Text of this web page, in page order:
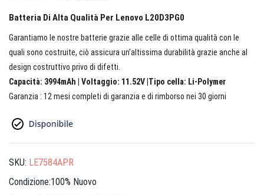
Batteria Di Alta Qualità Per Lenovo L20D3PG0
Garantiamo le nostre batterie grazie alle celle di ottima qualità con le
quali sono costruite, ciò assicura un’altissima durabilità grazie anche al
design costruttivo privo di difetti.
Capacità: 3994mAh | Voltaggio: 11.52V |Tipo cella: Li-Polymer
Garanzia : 12 mesi completi di garanzia e di rimborso nei 30 giorni
SKU: LE7584APR
Condizione:100% Nuovo